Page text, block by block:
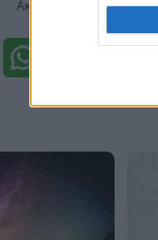
Ακολουθήστε μας για